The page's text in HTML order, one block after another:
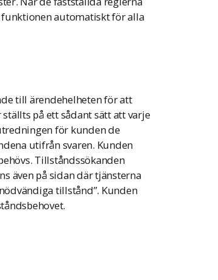
automatiskt för alla
till ärendehelheten för att
på ett sådant sätt att varje
för kunden de
utifrån svaren. Kunden
Tillståndssökanden
även på sidan där tjänsterna
tillstånd”. Kunden